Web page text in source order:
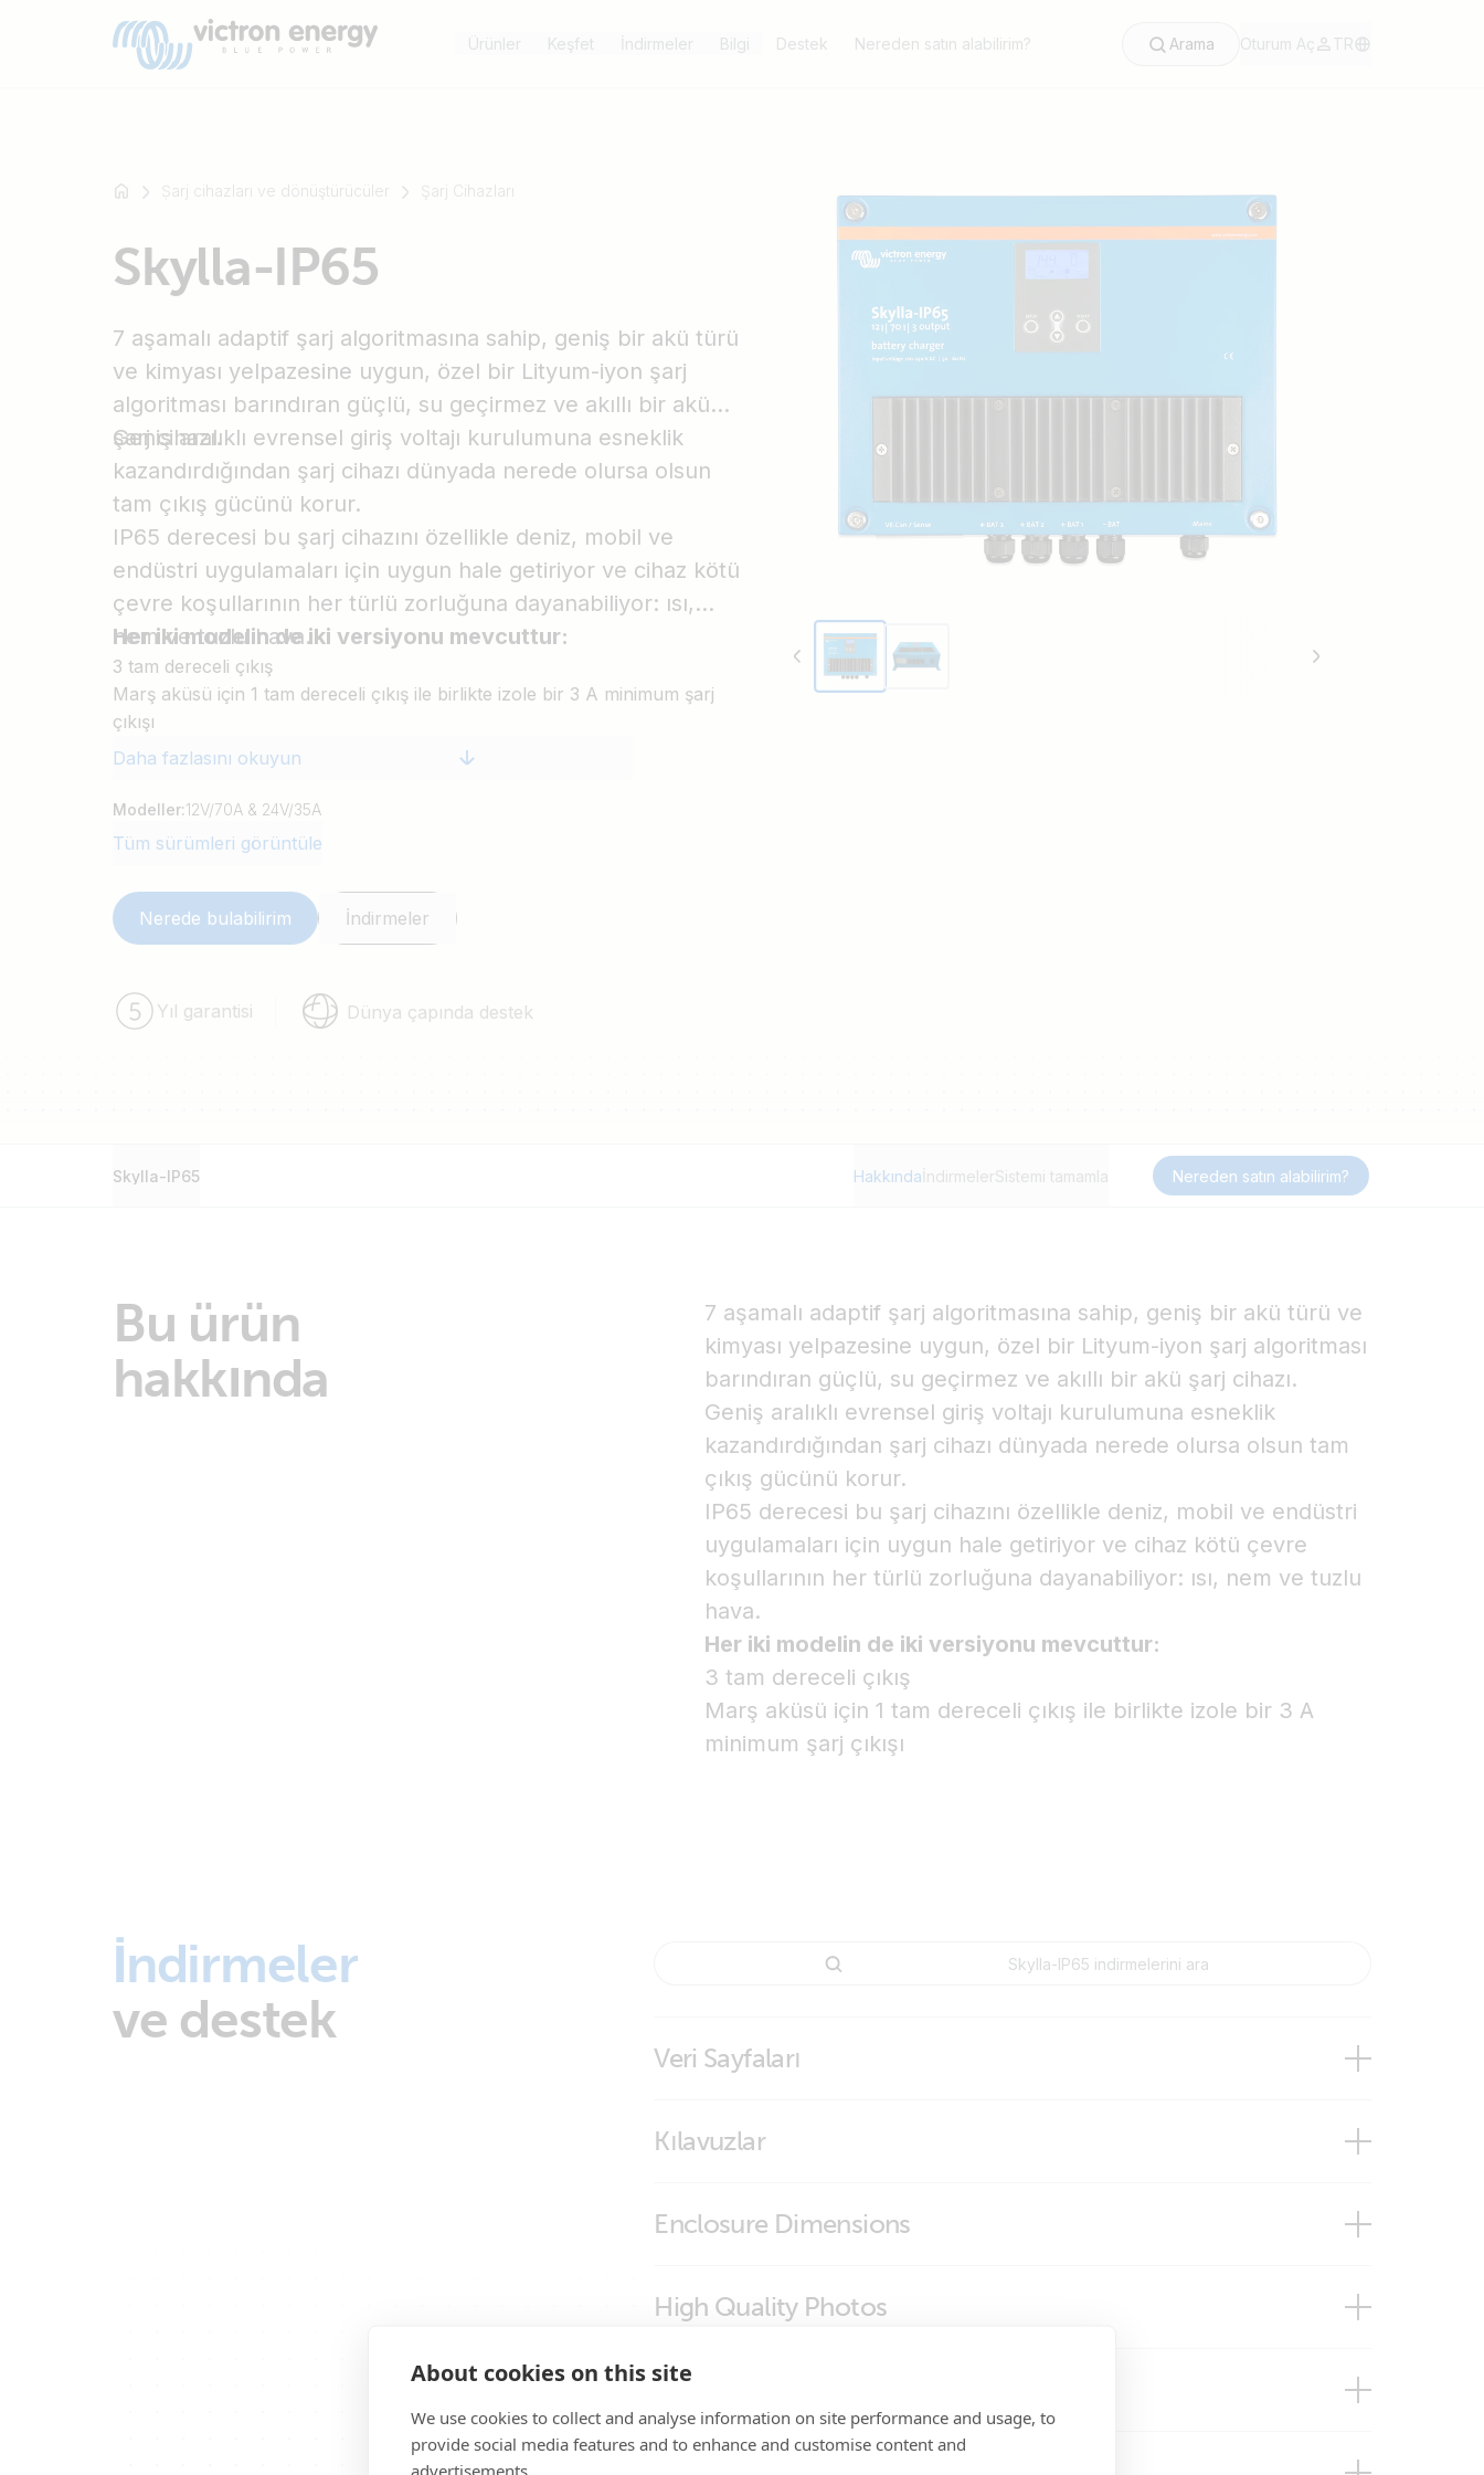
About cookies on this site
We use cookies to collect and analyse information on site performance and usage, to
provide social media features and to enhance and customise content and
advertisements.
Ürünler Keşfet İndirmeler Bilgi Destek Nereden satın alabilirim? Arama Oturum Aç TR
Ṣarj cihazları ve dönüştürücüler Şarj Cihazları
Skylla-IP65
7 aşamalı adaptif şarj algoritmasına sahip, geniş bir akü türü
ve kimyası yelpazesine uygun, özel bir Lityum-iyon şarj
algoritması barındıran güçlü, su geçirmez ve akıllı bir akü
şarj cihazı.
Geniş aralıklı evrensel giriş voltajı kurulumuna esneklik
kazandırdığından şarj cihazı dünyada nerede olursa olsun
tam çıkış gücünü korur.
IP65 derecesi bu şarj cihazını özellikle deniz, mobil ve
endüstri uygulamaları için uygun hale getiriyor ve cihaz kötü
çevre koşullarının her türlü zorluğuna dayanabiliyor: ısı,
nem ve tuzlu hava.
Her iki modelin de iki versiyonu mevcuttur:
3 tam dereceli çıkış
Marş aküsü için 1 tam dereceli çıkış ile birlikte izole bir 3 A minimum şarj
çıkışı
Daha fazlasını okuyun
Modeller:12V/70A & 24V/35A
Tüm sürümleri görüntüle
Nerede bulabilirim İndirmeler
Yıl garantisi Dünya çapında destek
Skylla-IP65 Hakkında İndirmeler Sistemi tamamla Nereden satın alabilirim?
Bu ürün
hakkında
7 aşamalı adaptif şarj algoritmasına sahip, geniş bir akü türü ve
kimyası yelpazesine uygun, özel bir Lityum-iyon şarj algoritması
barındıran güçlü, su geçirmez ve akıllı bir akü şarj cihazı.
Geniş aralıklı evrensel giriş voltajı kurulumuna esneklik
kazandırdığından şarj cihazı dünyada nerede olursa olsun tam
çıkış gücünü korur.
IP65 derecesi bu şarj cihazını özellikle deniz, mobil ve endüstri
uygulamaları için uygun hale getiriyor ve cihaz kötü çevre
koşullarının her türlü zorluğuna dayanabiliyor: ısı, nem ve tuzlu
hava.
Her iki modelin de iki versiyonu mevcuttur:
3 tam dereceli çıkış
Marş aküsü için 1 tam dereceli çıkış ile birlikte izole bir 3 A
minimum şarj çıkışı
İndirmeler
ve destek
Veri Sayfaları
Kılavuzlar
Enclosure Dimensions
Skylla-IP65 (DWG)
High Quality Photos
Skylla-I65 12V 70A 3 outputs (front-angle)
Certificates
Declaration of Conformity - Skylla-IP65